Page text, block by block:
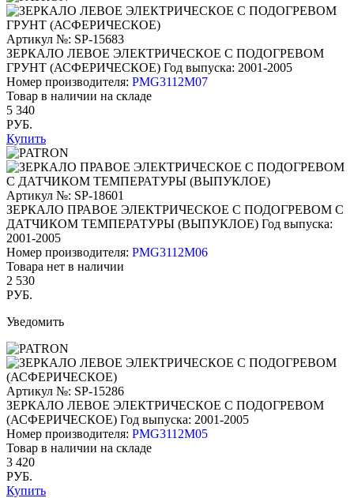
Артикул №: SP-15683
ЗЕРКАЛО ЛЕВОЕ ЭЛЕКТРИЧЕСКОЕ С ПОДОГРЕВОМ
ГРУНТ (АСФЕРИЧЕСКОЕ) Год выпуска: 2001-2005
Номер производителя: PMG3112M07
Товар в наличии на складе
5 340
РУБ.
Купить
Артикул №: SP-18601
ЗЕРКАЛО ПРАВОЕ ЭЛЕКТРИЧЕСКОЕ С ПОДОГРЕВОМ С
ДАТЧИКОМ ТЕМПЕРАТУРЫ (ВЫПУКЛОЕ) Год выпуска:
2001-2005
Номер производителя: PMG3112M06
Товара нет в наличии
2 530
РУБ.
Уведомить
Артикул №: SP-15286
ЗЕРКАЛО ЛЕВОЕ ЭЛЕКТРИЧЕСКОЕ С ПОДОГРЕВОМ
(АСФЕРИЧЕСКОЕ) Год выпуска: 2001-2005
Номер производителя: PMG3112M05
Товар в наличии на складе
3 420
РУБ.
Купить